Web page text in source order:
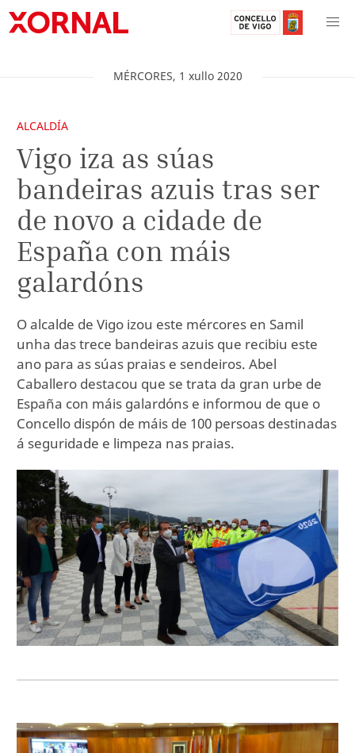
MÉRCORES, 1 xullo 2020
ALCALDÍA
Vigo iza as súas
bandeiras azuis tras ser
de novo a cidade de
España con máis
galardóns
O alcalde de Vigo izou este mércores en Samil
unha das trece bandeiras azuis que recibiu este
ano para as súas praias e sendeiros. Abel
Caballero destacou que se trata da gran urbe de
España con máis galardóns e informou de que o
Concello dispón de máis de 100 persoas destinadas
á seguridade e limpeza nas praias.